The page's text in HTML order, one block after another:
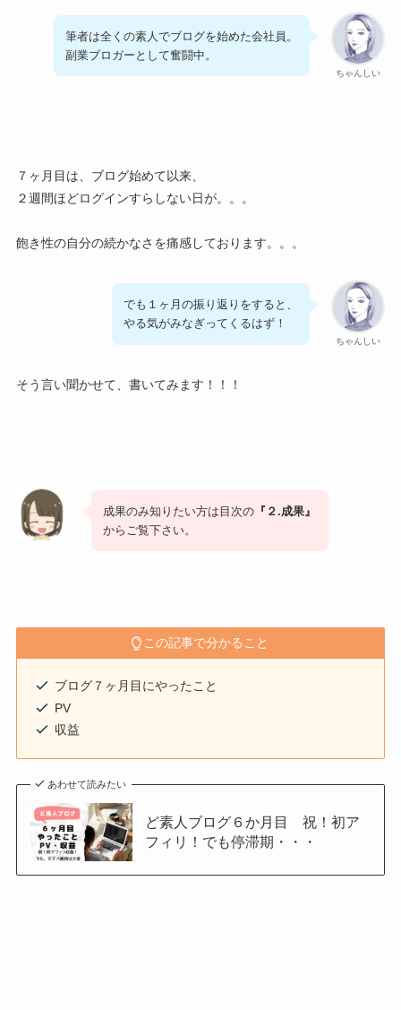
ちゃんしい
筆者は全くの素人でブログを始めた会社員。
副業ブロガーとして奮闘中。
７ヶ月目は、ブログ始めて以来、
２週間ほどログインすらしない日が。。。
飽き性の自分の続かなさを痛感しております。。。
ちゃんしい
でも１ヶ月の振り返りをすると、
やる気がみなぎってくるはず！
そう言い聞かせて、書いてみます！！！
成果のみ知りたい方は目次の 『２.成果』
からご覧下さい。
この記事で分かること
ブログ７ヶ月目にやったこと
PV
収益
あわせて読みたい
ど素人ブログ６か月目 祝！初ア
フィリ！でも停滞期・・・